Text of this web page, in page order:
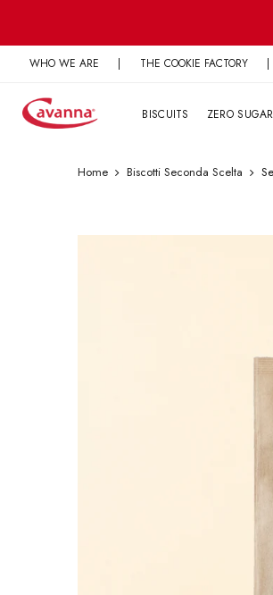
contentWHO WE ARE | THE COOKIE FACTORY |
BISCUITS ZERO SUGAR
Home Biscotti Seconda Scelta